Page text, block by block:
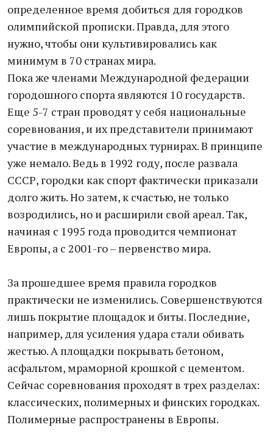
определенное время добиться для городков
олимпийской прописки. Правда, для этого
нужно, чтобы они культивировались как
минимум в 70 странах мира.
Пока же членами Международной федерации
городошного спорта являются 10 государств.
Еще 5-7 стран проводят у себя национальные
соревнования, и их представители принимают
участие в международных турнирах. В принципе
уже немало. Ведь в 1992 году, после развала
СССР, городки как спорт фактически приказали
долго жить. Но затем, к счастью, не только
возродились, но и расширили свой ареал. Так,
начиная с 1995 года проводится чемпионат
Европы, а с 2001-го – первенство мира.
За прошедшее время правила городков
практически не изменились. Совершенствуются
лишь покрытие площадок и биты. Последние,
например, для усиления удара стали обивать
жестью. А площадки покрывать бетоном,
асфальтом, мраморной крошкой с цементом.
Сейчас соревнования проходят в трех разделах:
классических, полимерных и финских городках.
Полимерные распространены в Европы.